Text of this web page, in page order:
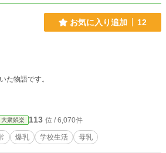
お気に入り追加 12
た物語です。
大衆娯楽 113 位 / 6,070件
爆乳 学校生活 母乳